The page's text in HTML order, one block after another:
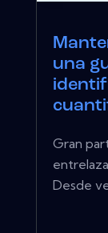
una
Gran
Desde